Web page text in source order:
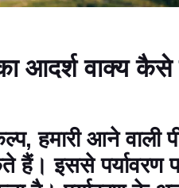
आदर्श वाक्य कैसे
,हमारी आने वाली
हैं। इससे पर्यावरण